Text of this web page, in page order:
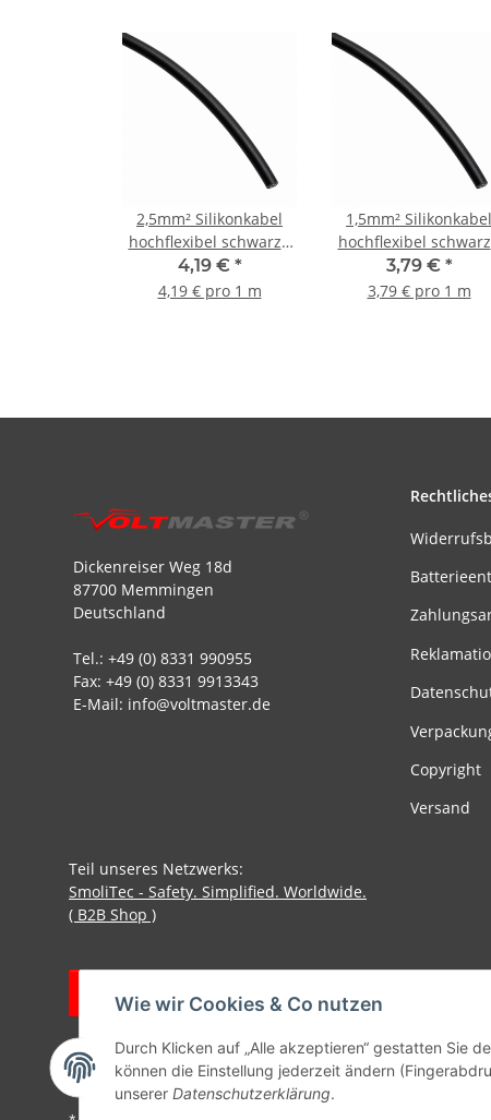
Wie wir Cookies & Co nutzen
Durch Klicken auf „Alle akzeptieren“ gestatten Sie
können die Einstellung jederzeit ändern
unserer Datenschutzerklärung.
2,5mm² Silikonkabel
hochflexibel schwarz -
1m
4,19 € *
4,19 € pro 1 m
1,5mm² Silikonkabel
hochflexibel
1m
3,79 € *
3,79 € pro 1 m
Dickenreiser Weg 18d
87700 Memmingen
Deutschland
Tel.: +49 (0) 8331 990955
Fax: +49 (0) 8331 9913343
E-Mail: info@voltmaster.de
Copyright
Versand
Teil unseres Netzwerks:
SmoliTec - Safety. Simplified. Worldwide.
( B2B Shop )
Vertrag widerrufen